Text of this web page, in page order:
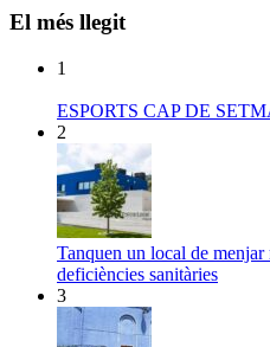
El més llegit
1
ESPORTS CAP DE
2
Tanquen un local de
deficiències sanitàries
3